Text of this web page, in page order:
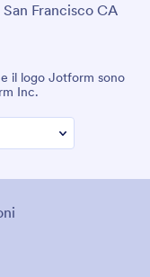
Francisco CA
il logo Jotform sono
Inc.